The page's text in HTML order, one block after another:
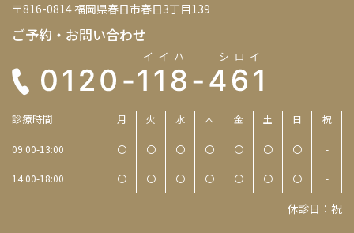
〒816-0814 福岡県春日市春日3丁目139
ご予約・お問い合わせ
診療時間 月 火 水 木 金 土 日 祝
09:00-13:00 〇 〇 〇 〇 〇 〇 〇 -
14:00-18:00 〇 〇 〇 〇 〇 〇 〇 -
休診日：祝